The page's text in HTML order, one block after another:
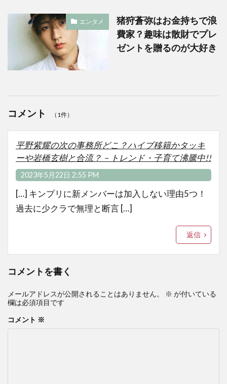
エンタメ
猪狩蒼弥はお金持ちで浪
費家？趣味は散財でプレ
ゼントを贈るのが大好き
コメント （1件）
平野紫耀の次の事務所どこ？ハイブ移籍かタッキ
ーや岩橋玄樹と合流？－トレンド・子育て沸騰中!!
2023年5月22日 2:55 PM
[…] キンプリに新メンバーは加入しない理由5つ！
過去に少クラで無理と断言 […]
返信
コメントを書く
メールアドレスが公開されることはありません。 ※ が付いている
欄は必須項目です
コメント ※